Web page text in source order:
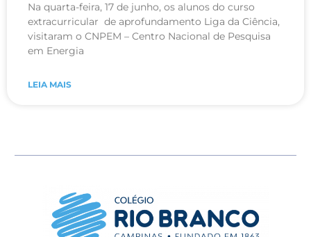
Na quarta-feira, 17 de junho, os alunos do curso
extracurricular de aprofundamento Liga da Ciência,
visitaram o CNPEM – Centro Nacional de Pesquisa
em Energia
LEIA MAIS